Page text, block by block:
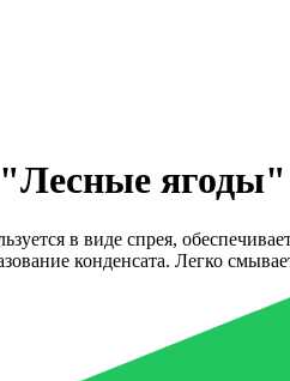
ягоды"
в виде спрея,
конденсата. Легко